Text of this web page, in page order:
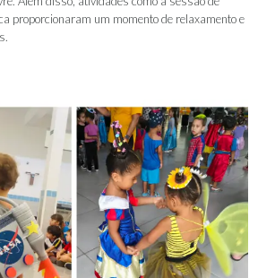
proporcionaram um momento de relaxamento e